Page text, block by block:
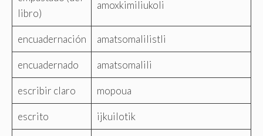
libro)
amoxkimiliukoli
encuadernación amatsomalilistli
encuadernado amatsomalili
escribir claro mopoua
escrito ijkuilotik